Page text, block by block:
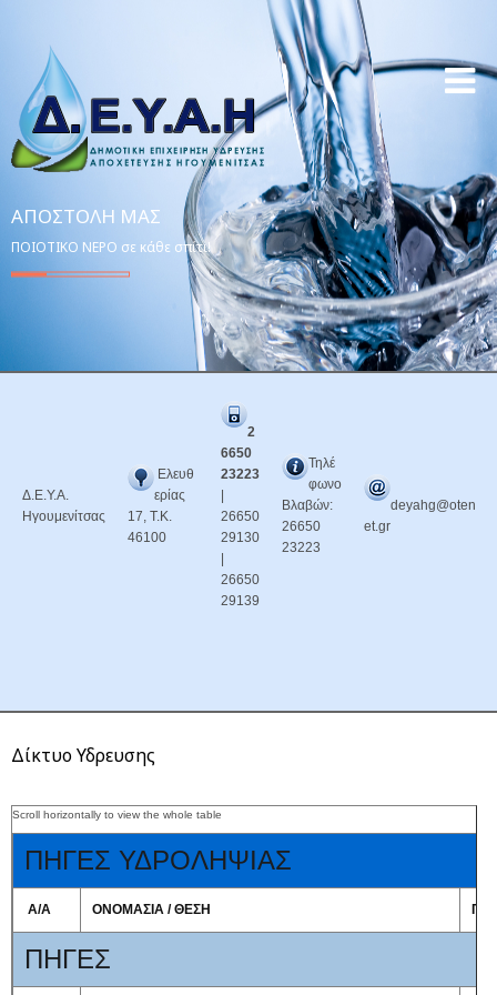
ΑΠΟΣΤΟΛΉ ΜΑΣ
ΠΟΙΟΤΙΚΟ ΝΕΡΟ σε κάθε σπίτι!
Δ.Ε.Υ.Α.
Ηγουμενίτσας
Ελευθ
ερίας
17, Τ.Κ.
46100
2
6650
23223
26650
29130
26650
29139
Τηλέ
φωνο
Βλαβών:
26650
23223
deyahg@oten
et.gr
Δίκτυο Υδρευσης
ΠΗΓΕΣ ΥΔΡΟΛΗΨΙΑΣ
Α/Α ΟΝΟΜΑΣΙΑ / ΘΕΣΗ
ΠΗΓΕΣ